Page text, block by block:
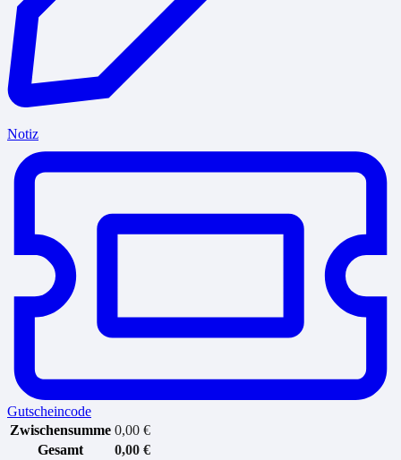
Notiz
Gutscheincode
Zwischensumme 0,00 €
Gesamt
0,00 €